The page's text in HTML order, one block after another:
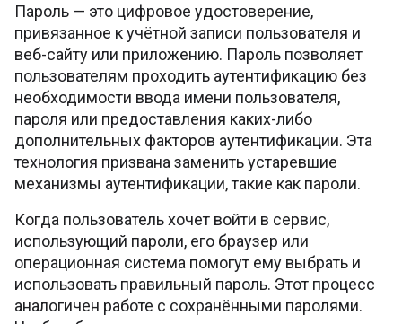
Пароль — это цифровое удостоверение,
привязанное к учётной записи пользователя и
веб-сайту или приложению. Пароль позволяет
пользователям проходить аутентификацию без
необходимости ввода имени пользователя,
пароля или предоставления каких-либо
дополнительных факторов аутентификации. Эта
технология призвана заменить устаревшие
механизмы аутентификации, такие как пароли.
Когда пользователь хочет войти в сервис,
использующий пароли, его браузер или
операционная система помогут ему выбрать и
использовать правильный пароль. Этот процесс
аналогичен работе с сохранёнными паролями.